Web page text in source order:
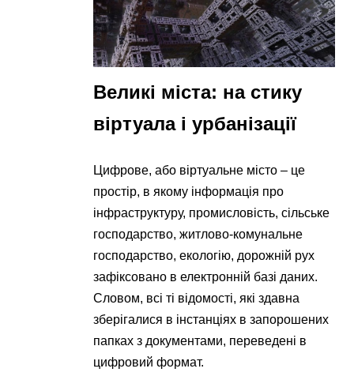
Великі міста: на стику
віртуала і урбанізації
Цифрове, або віртуальне місто – це
простір, в якому інформація про
інфраструктуру, промисловість, сільське
господарство, житлово-комунальне
господарство, екологію, дорожній рух
зафіксовано в електронній базі даних.
Словом, всі ті відомості, які здавна
зберігалися в інстанціях в запорошених
папках з документами, переведені в
цифровий формат.